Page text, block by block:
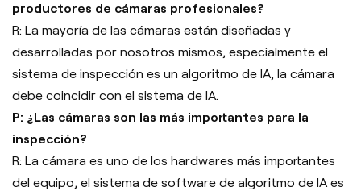
productores de cámaras profesionales?
R: La mayoría de las cámaras están diseñadas y
desarrolladas por nosotros mismos, especialmente el
sistema de inspección es un algoritmo de IA, la cámara
debe coincidir con el sistema de IA.
P: ¿Las cámaras son las más importantes para la
inspección?
R: La cámara es uno de los hardwares más importantes
del equipo, el sistema de software de algoritmo de IA es